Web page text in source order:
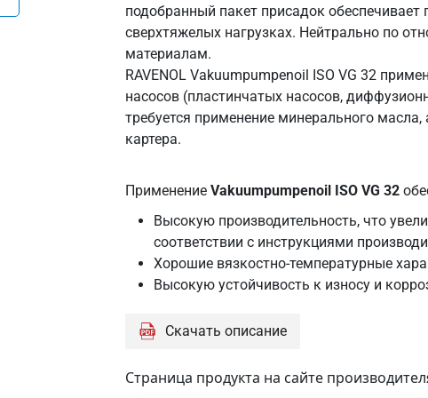
19
BUSCH
VM
BUSCH
VMH
DIN
51506
Fisherbrand
Hyvac
93055
ISO
6743-
DVA
DVC
подобранный пакет присадок
сверхтяжелых нагрузках. Нейтрально по
материалам.
RAVENOL Vakuumpumpenoil ISO VG 32
насосов (пластинчатых насосов,
требуется применение минерального
картера.
Применение Vakuumpumpenoil ISO VG 32
Высокую производительность, что
соответствии с инструкциями
Хорошие вязкостно-температурные
Высокую устойчивость к износу и
Скачать описание
Страница продукта на сайте